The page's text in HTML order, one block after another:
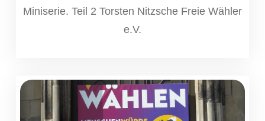
Miniserie. Teil 2 Torsten Nitzsche Freie Wähler
e.V.